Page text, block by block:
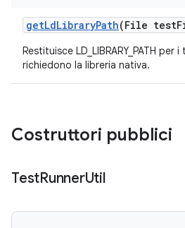
getLdLibraryPath(File test
Restituisce LD_LIBRARY_PATH
richiedono la libreria nativa.
Costruttori pubblici
TestRunnerUtil